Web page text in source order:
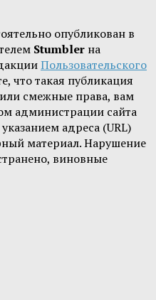
опубликован в
Stumbler на
Пользовательского
что такая публикация
смежные права, вам
администрации сайта
адреса (URL)
материал. Нарушение
виновные